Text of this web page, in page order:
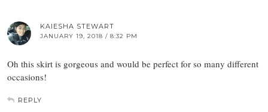
KAIESHA STEWART
JANUARY 19, 2018 / 8:32 PM
Oh this skirt is gorgeous and would be perfect for so many different
occasions!
REPLY